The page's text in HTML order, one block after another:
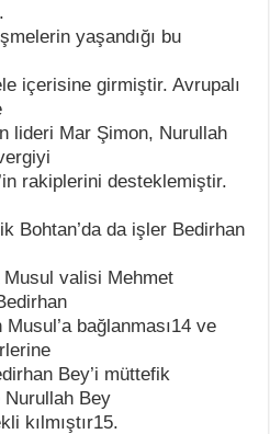
yaşandığı bu
içerisine girmiştir. Avrupalı
lideri Mar Şimon, Nurullah
rakiplerini desteklemiştir.
Bohtan’da da işler Bedirhan
Musul valisi Mehmet
bağlanması14 ve
Bey’i müttefik
Nurullah Bey
kılmıştır15.